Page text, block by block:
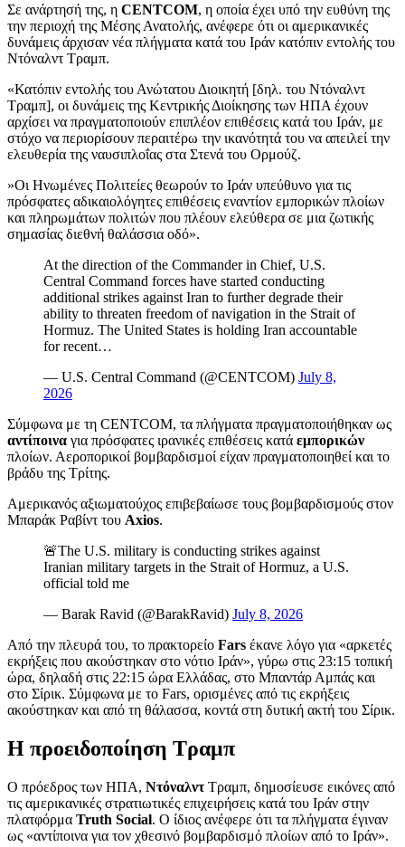
Σε ανάρτησή της, η CENTCOM, η οποία έχει υπό την ευθύνη της
την περιοχή της Μέσης Ανατολής, ανέφερε ότι οι αμερικανικές
δυνάμεις άρχισαν νέα πλήγματα κατά του Ιράν κατόπιν εντολής του
Ντόναλντ Τραμπ.
«Κατόπιν εντολής του Ανώτατου Διοικητή [δηλ. του Ντόναλντ
Τραμπ], οι δυνάμεις της Κεντρικής Διοίκησης των ΗΠΑ έχουν
αρχίσει να πραγματοποιούν επιπλέον επιθέσεις κατά του Ιράν, με
στόχο να περιορίσουν περαιτέρω την ικανότητά του να απειλεί την
ελευθερία της ναυσιπλοΐας στα Στενά του Ορμούζ.
»Οι Ηνωμένες Πολιτείες θεωρούν το Ιράν υπεύθυνο για τις
πρόσφατες αδικαιολόγητες επιθέσεις εναντίον εμπορικών πλοίων
και πληρωμάτων πολιτών που πλέουν ελεύθερα σε μια ζωτικής
σημασίας διεθνή θαλάσσια οδό».
At the direction of the Commander in Chief, U.S.
Central Command forces have started conducting
additional strikes against Iran to further degrade their
ability to threaten freedom of navigation in the Strait of
Hormuz. The United States is holding Iran accountable
for recent…
— U.S. Central Command (@CENTCOM) July 8,
2026
Σύμφωνα με τη CENTCOM, τα πλήγματα πραγματοποιήθηκαν ως
αντίποινα για πρόσφατες ιρανικές επιθέσεις κατά εμπορικών
πλοίων. Αεροπορικοί βομβαρδισμοί είχαν πραγματοποιηθεί και το
βράδυ της Τρίτης.
Αμερικανός αξιωματούχος επιβεβαίωσε τους βομβαρδισμούς στον
Μπαράκ Ραβίντ του Axios.
🚨The U.S. military is conducting strikes against
Iranian military targets in the Strait of Hormuz, a U.S.
official told me
— Barak Ravid (@BarakRavid) July 8, 2026
Από την πλευρά του, το πρακτορείο Fars έκανε λόγο για «αρκετές
εκρήξεις που ακούστηκαν στο νότιο Ιράν», γύρω στις 23:15 τοπική
ώρα, δηλαδή στις 22:15 ώρα Ελλάδας, στο Μπαντάρ Αμπάς και
στο Σίρικ. Σύμφωνα με το Fars, ορισμένες από τις εκρήξεις
ακούστηκαν και από τη θάλασσα, κοντά στη δυτική ακτή του Σίρικ.
Η προειδοποίηση Τραμπ
Ο πρόεδρος των ΗΠΑ, ΝτόναλντΤραμπ, δημοσίευσε εικόνες από
τις αμερικανικές στρατιωτικές επιχειρήσεις κατά του Ιράν στην
πλατφόρμα Truth Social. Ο ίδιος ανέφερε ότι τα πλήγματα έγιναν
ως «αντίποινα για τον χθεσινό βομβαρδισμό πλοίων από το Ιράν».